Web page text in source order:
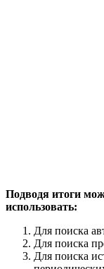
Подводя итоги
использовать:
Для поиска
Для поиска
Для поиска